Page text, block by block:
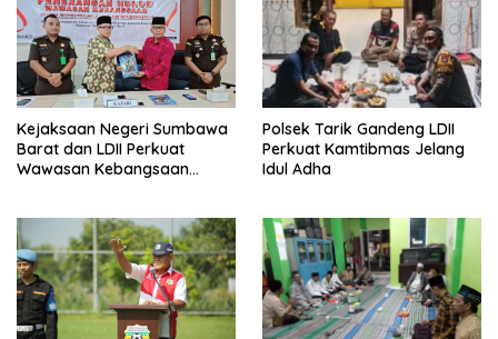
Kejaksaan Negeri Sumbawa
Barat dan LDII Perkuat
Wawasan Kebangsaan
Polsek Tarik Gandeng LDII
Perkuat Kamtibmas Jelang
Idul Adha